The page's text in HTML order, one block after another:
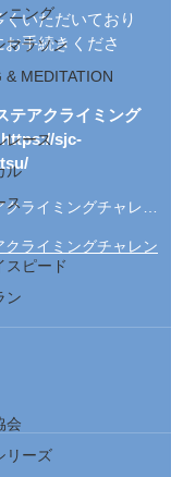
ニング
マラソン
& MEDITATION
レース
ル
ス
スピード
ン
会
リーズ
いただいており
手続きくださ
テアクライミング
sjc-
ライミングチャレン